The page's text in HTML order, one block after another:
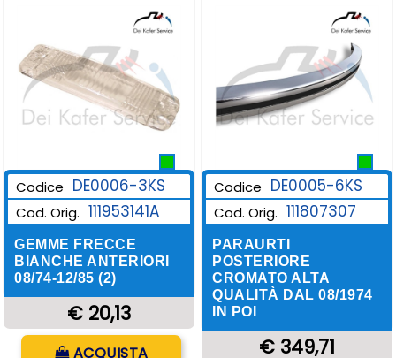
Codice DE0006-3KS
Cod. Orig. 111953141A
GEMME FRECCE
BIANCHE ANTERIORI
08/74-12/85 (2)
€ 20,13
Quantità
ACQUISTA
Codice DE0005-6KS
Cod. Orig. 111807307
PARAURTI
POSTERIORE
CROMATO ALTA
QUALITÀ DAL 08/1974
IN POI
€ 349,71